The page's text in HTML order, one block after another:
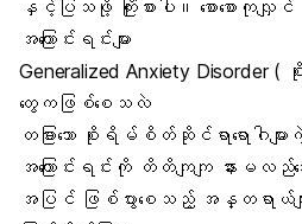
နှင့်ပြသဖို့ ကြိုးစားပါ။ စောစော
အကြောင်းရင်းများ
Generalized Anxiety Disorder (
တွေကဖြစ်စေသလဲ
တခြားသော စိုးရိမ်စိတ်ဆိုင်ရာရောဂါမ
အကြောင်းရင်းကို တိတိကျကျ နားမလည်
အပြင် ဖြစ်ပွားစေသည့် အန္တရာယ်